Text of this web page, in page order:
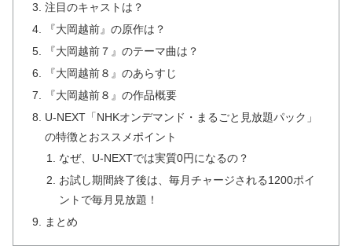
注目のキャストは？
『大岡越前』の原作は？
『大岡越前７』のテーマ曲は？
『大岡越前８』のあらすじ
『大岡越前８』の作品概要
U-NEXT「NHKオンデマンド・まるごと見放題パック」
の特徴とおススメポイント
なぜ、U-NEXTでは実質0円になるの？
お試し期間終了後は、毎月チャージされる1200ポイ
ントで毎月見放題！
まとめ